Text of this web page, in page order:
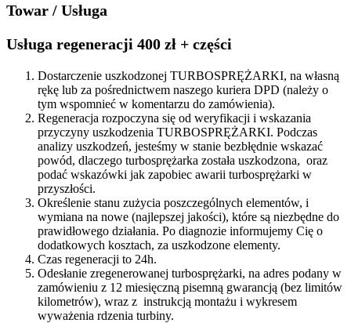
752814
Towar / Usługa
Usługa regeneracji 400 zł + części
Dostarczenie uszkodzonej TURBOSPRĘŻARKI, na własną
rękę lub za pośrednictwem naszego kuriera DPD (należy o
tym wspomnieć w komentarzu do zamówienia).
Regeneracja rozpoczyna się od weryfikacji i wskazania
przyczyny uszkodzenia TURBOSPRĘŻARKI. Podczas
analizy uszkodzeń, jesteśmy w stanie bezbłędnie wskazać
powód, dlaczego turbosprężarka została uszkodzona, oraz
podać wskazówki jak zapobiec awarii turbosprężarki w
przyszłości.
Określenie stanu zużycia poszczególnych elementów, i
wymiana na nowe (najlepszej jakości), które są niezbędne do
prawidłowego działania. Po diagnozie informujemy Cię o
dodatkowych kosztach, za uszkodzone elementy.
Czas regeneracji to 24h.
Odesłanie zregenerowanej turbosprężarki, na adres podany w
zamówieniu z 12 miesięczną pisemną gwarancją (bez limitów
kilometrów), wraz z instrukcją montażu i wykresem
wyważenia rdzenia turbiny.